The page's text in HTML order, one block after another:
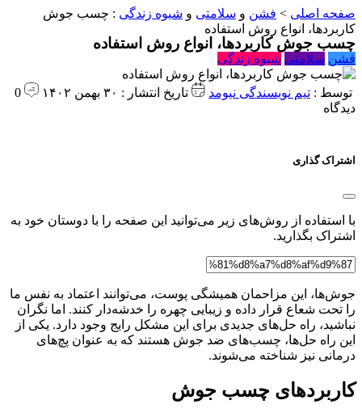
صفحه اصلی > فشن و سلامتی و شیوه زندگی : چسب جوش
کاربردها، انواع روش استفاده
چسب جوش کاربردها، انواع روش استفاده
فشن سلامتی شیوه زندگی
توسط : تیم نویسندگی نیومد تاریخ انتشار : ۳۰ بهمن ۱۴۰۲
0
دیدگاه
اشتراک گذاری
با استفاده از روش‌های زیر می‌توانید این صفحه را با دوستان خود به
اشتراک بگذارید.
جوش‌ها، این مزاحمان همیشگی پوست، می‌توانند اعتماد به نفس ما
را تحت شعاع قرار داده و زیبایی چهره را خدشه‌دار کنند. اما نگران
نباشید، راه حل‌های جدیدی برای این مشکل رایج وجود دارد. یکی از
این راه حل‌ها، چسب‌های ضد جوش هستند که به عنوان پچ‌های
درمانی نیز شناخته می‌شوند.
کاربردهای چسب جوش